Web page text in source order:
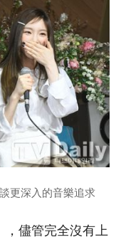
更深入的音樂追求
儘管完全沒有上